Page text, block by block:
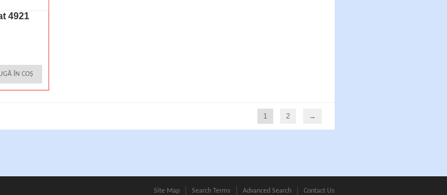
4921
ÎN COȘ
1 2 →
Site Map Search Terms Advanced Search Contact Us